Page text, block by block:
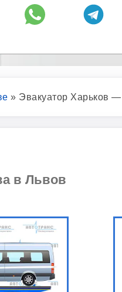
» Эвакуатор Харьков
в Львов